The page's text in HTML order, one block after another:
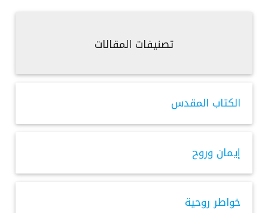
تصنيفات المقالات
الكتاب المقدس
إيمان وروح
خواطر روحية